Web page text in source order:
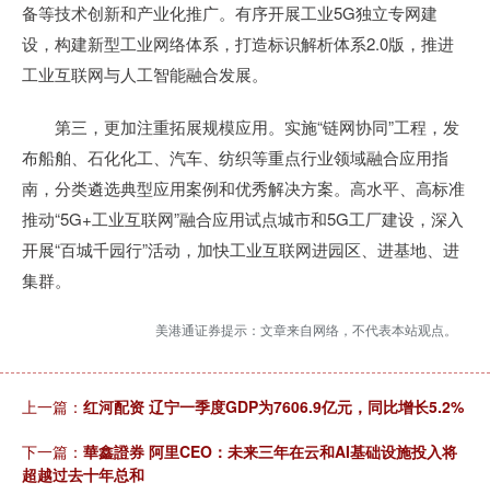
备等技术创新和产业化推广。有序开展工业5G独立专网建
设，构建新型工业网络体系，打造标识解析体系2.0版，推进
工业互联网与人工智能融合发展。
第三，更加注重拓展规模应用。实施“链网协同”工程，发
布船舶、石化化工、汽车、纺织等重点行业领域融合应用指
南，分类遴选典型应用案例和优秀解决方案。高水平、高标准
推动“5G+工业互联网”融合应用试点城市和5G工厂建设，深入
开展“百城千园行”活动，加快工业互联网进园区、进基地、进
集群。
美港通证券提示：文章来自网络，不代表本站观点。
上一篇： 红河配资 辽宁一季度GDP为7606.9亿元，同比增长5.2%
下一篇： 華鑫證券 阿里CEO：未来三年在云和AI基础设施投入将
超越过去十年总和